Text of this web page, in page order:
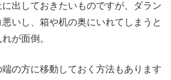
出しておきたいものですが、ダラン
いし、箱や机の奥にいれてしまうと
が面倒。
の方に移動しておく方法もあります